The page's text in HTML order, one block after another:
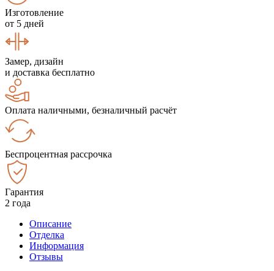
Изготовление
от 5 дней
Замер, дизайн
и доставка бесплатно
Оплата наличными, безналичный расчёт
Беспроцентная рассрочка
Гарантия
2 года
Описание
Отделка
Информация
Отзывы